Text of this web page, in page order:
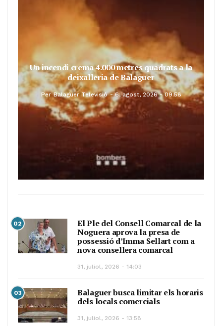
Un incendi crema 4.000 metres quadrats a la
deixalleria de Balaguer
Per Balaguer Televisió 6, agost, 2026 - 09:58
02
El Ple del Consell Comarcal de la
Noguera aprova la presa de
possessió d’Imma Sellart com a
nova consellera comarcal
31, juliol, 2026 - 14:03
03
Balaguer busca limitar els horaris
dels locals comercials
31, juliol, 2026 - 13:58